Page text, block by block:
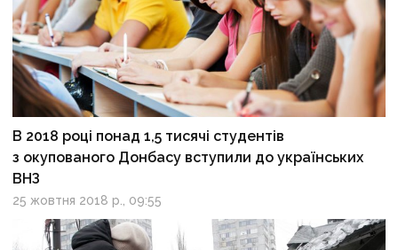
В 2018 році понад 1,5 тисячі студентів
з окупованого Донбасу вступили до українських
ВНЗ
25 жовтня 2018 р., 09:55